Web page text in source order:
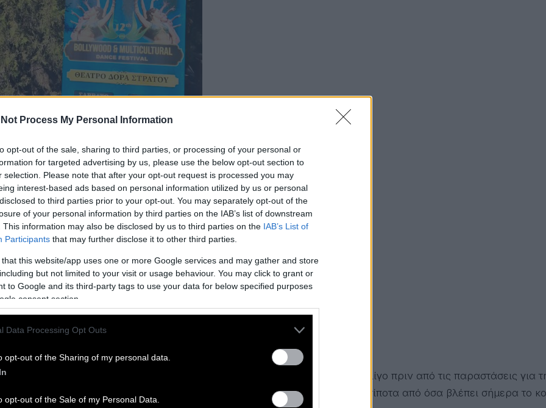
Not Process My Personal Information
opt-out of the sale, sharing to third parties, or processing of your personal or
for targeted advertising by us, please use the below opt-out section to
selection. Please note that after your opt-out request is processed you may
interest-based ads based on personal information utilized by us or personal
to third parties prior to your opt-out. You may separately opt-out of the
of your personal information by third parties on the IAB’s list of downstream
This information may also be disclosed by us to third parties on the IAB’s List of
Participants that may further disclose it to other third parties.
that this website/app uses one or more Google services and may gather and store
but not limited to your visit or usage behaviour. You may click to grant or
to Google and its third-party tags to use your data for below specified purposes
consent section.
Data Processing Opt Outs
opt-out of the Sharing of my personal data.
opt-out of the Sale of my Personal Data.
ιδρύτρια της πρώτης Ακαδημίας Bollywood στην Ελλάδα, μας μίλησε λίγο πριν από τις παραστάσεις
ζωντανοί», μας λέει χαμογελώντας. Και αυτό ίσως λέει πολλά. Γιατί τίποτα από όσα βλέπει σήμερα το